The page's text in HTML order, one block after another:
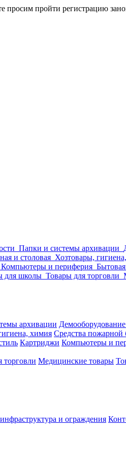
просим пройти регистрацию
Папки и системы архивации
и столовая Хозтовары,
Компьютеры и периферия
для школы Товары для торговли
архивации
химия Средства пожарной
Картриджи Компьютеры и
торговли Медицинские товары
и ограждения